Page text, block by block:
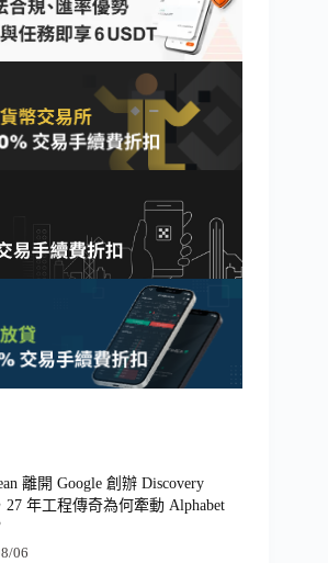
離開 Google 創辦 Discovery
27 年工程傳奇為何牽動 Alphabet
06